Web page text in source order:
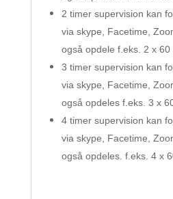
2 timer supervision kan
via skype, Facetime,
også opdele f.eks. 2 x 60
3 timer supervision kan
via skype, Facetime,
også opdeles f.eks. 3 x
4 timer supervision kan
via skype, Facetime,
også opdeles.